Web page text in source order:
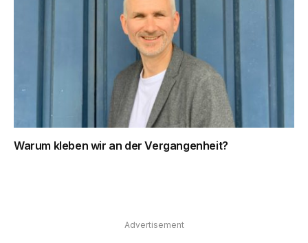
Warum kleben wir an der Vergangenheit?
Advertisement